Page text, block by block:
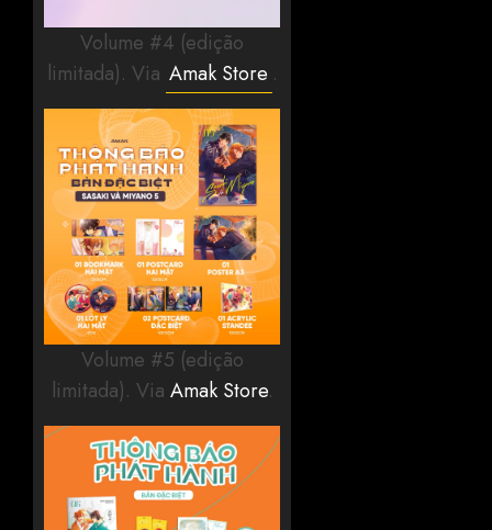
Volume #4 (edição
limitada). Via Amak Store .
Volume #5 (edição
limitada). Via Amak Store.